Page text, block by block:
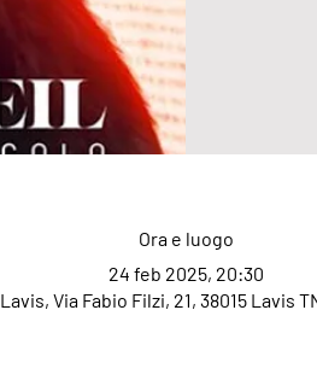
Ora e luogo
24 feb 2025, 20:30
Lavis, Via Fabio Filzi, 21, 38015 Lavis